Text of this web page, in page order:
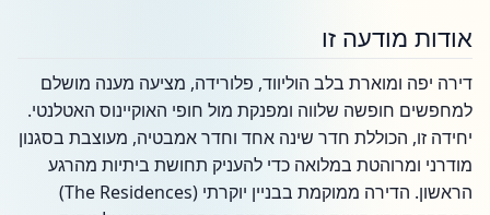
אודות מודעה זו
דירה יפה ומוארת בלב הוליווד, פלורידה, מציעה מענה מושלם
למחפשים חופשה שלווה ומפנקת מול חופי האוקיינוס האטלנטי.
יחידה זו, הכוללת חדר שינה אחד וחדר אמבטיה, מעוצבת בסגנון
מודרני ומרוהטת במלואה כדי להעניק תחושת ביתיות מהרגע
הראשון. הדירה ממוקמת בבניין יוקרתי (The Residences)